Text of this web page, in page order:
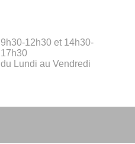
9h30-12h30 et 14h30-
17h30
du Lundi au Vendredi